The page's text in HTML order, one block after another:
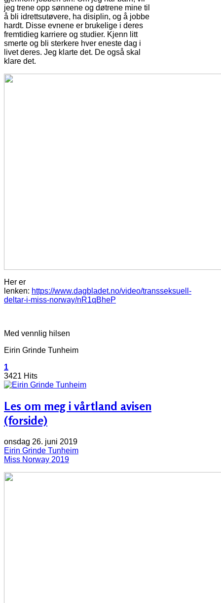
jeg trene opp sønnene og døtrene mine til
å bli idrettsutøvere, ha disiplin, og å jobbe
hardt. Disse evnene er brukelige i deres
fremtidieg karriere og studier. Kjenn litt
smerte og bli sterkere hver eneste dag i
livet deres. Jeg klarte det. De også skal
klare det.
Her er
lenken: https://www.dagbladet.no/video/transseksuell-
deltar-i-miss-norway/nR1qBheP
Med vennlig hilsen
Eirin Grinde Tunheim
1
3421 Hits
Les om meg i vårtland avisen
(forside)
onsdag 26. juni 2019
Eirin Grinde Tunheim
Miss Norway 2019